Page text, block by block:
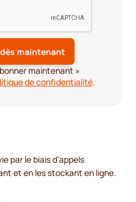
maintenant »
de confidentialité.
par le biais d'appels
et en les stockant en ligne.